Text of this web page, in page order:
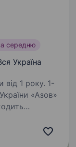
середню
Україна
1 року. 1-
«Азов»